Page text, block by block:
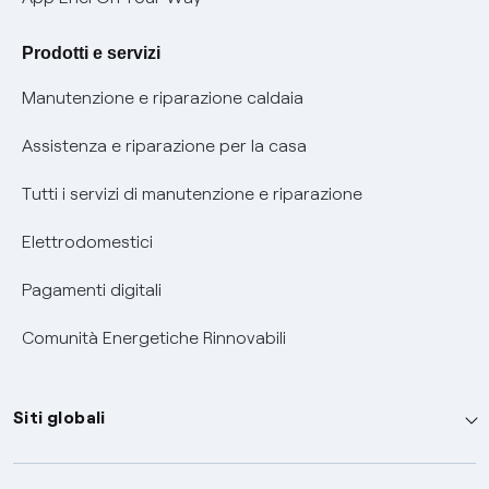
Informativa RAEE
Prodotti e servizi
Manutenzione e riparazione caldaia
Assistenza e riparazione per la casa
Tutti i servizi di manutenzione e riparazione
Elettrodomestici
Pagamenti digitali
Comunità Energetiche Rinnovabili
Siti globali